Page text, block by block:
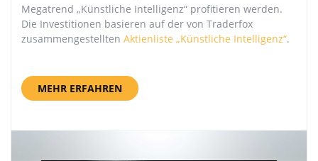
Megatrend „Künstliche Intelligenz“ profitieren werden.
Die Investitionen basieren auf der von Traderfox
zusammengestellten Aktienliste „Künstliche Intelligenz“.
MEHR ERFAHREN